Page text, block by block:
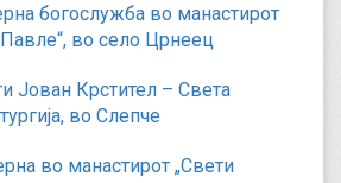
богослужба во манастирот
во село Црнеец
Јован Крстител – Света
во Слепче
во манастирот „Свети